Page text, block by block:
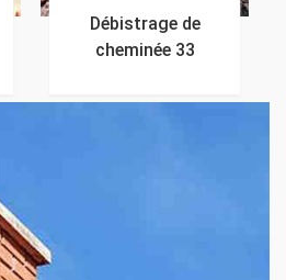
Débistrage de
cheminée 33